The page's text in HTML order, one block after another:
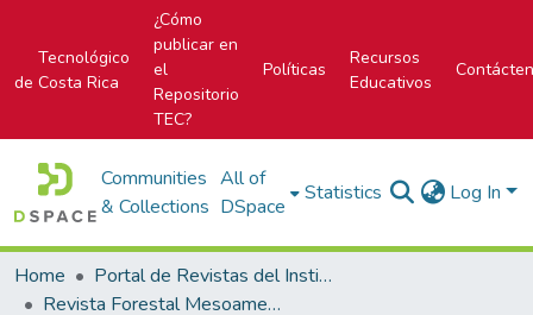
Tecnológico
de Costa Rica
¿Cómo
publicar en
el
Repositorio
TEC?
Políticas
Recursos
Educativos
Communities
& Collections
All of
DSpace
Statistics Log In
Home
Portal de Revistas del Instituto Tecnológico de Costa Rica
Revista Forestal Mesoamericana Kurú